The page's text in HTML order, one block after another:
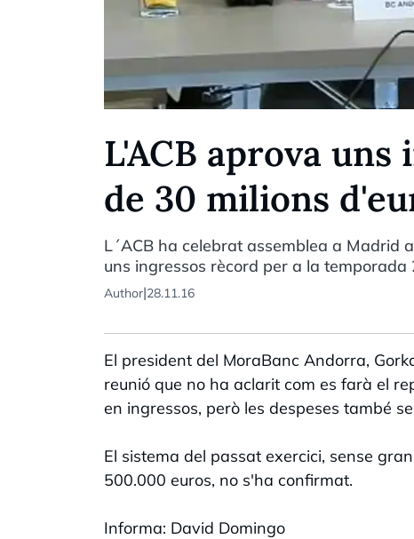
L'ACB aprova
de 30 milions
L´ACB ha celebrat assemblea a Madrid
uns ingressos rècord per a la
Author|28.11.16
El president del MoraBanc Andorra,
reunió que no ha aclarit com es farà el
en ingressos, però les despeses també
El sistema del passat exercici, sense
500.000 euros, no s'ha confirmat.
Informa: David Domingo